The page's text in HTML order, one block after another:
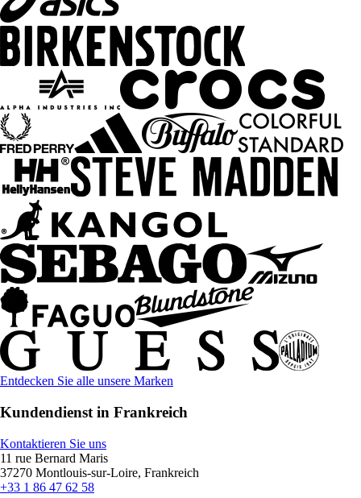
Entdecken Sie alle unsere Marken
Kundendienst in Frankreich
Kontaktieren Sie uns
11 rue Bernard Maris
37270 Montlouis-sur-Loire, Frankreich
+33 1 86 47 62 58